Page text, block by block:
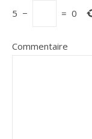
5 − = 0
Commentaire